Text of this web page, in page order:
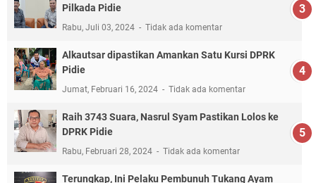
Pilkada Pidie
Rabu, Juli 03, 2024 Tidak ada komentar
Alkautsar dipastikan Amankan Satu Kursi DPRK
Pidie
Jumat, Februari 16, 2024 Tidak ada komentar
Raih 3743 Suara, Nasrul Syam Pastikan Lolos ke
DPRK Pidie
Rabu, Februari 28, 2024 Tidak ada komentar
Terungkap, Ini Pelaku Pembunuh Tukang Ayam